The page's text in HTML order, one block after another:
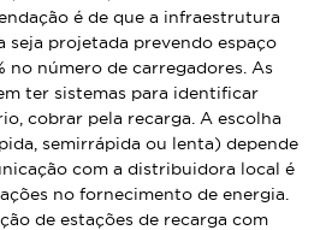
é de que a infraestrutura
seja projetada prevendo espaço
no número de carregadores. As
ter sistemas para identificar
cobrar pela recarga. A escolha
semirrápida ou lenta) depende
com a distribuidora local é
no fornecimento de energia.
de estações de recarga com